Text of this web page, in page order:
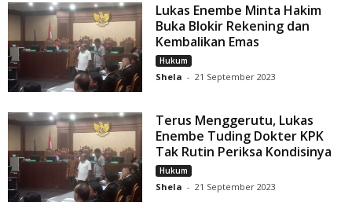
Lukas Enembe Minta Hakim
Buka Blokir Rekening dan
Kembalikan Emas
Hukum
Shela - 21 September 2023
Terus Menggerutu, Lukas
Enembe Tuding Dokter KPK
Tak Rutin Periksa Kondisinya
Hukum
Shela - 21 September 2023